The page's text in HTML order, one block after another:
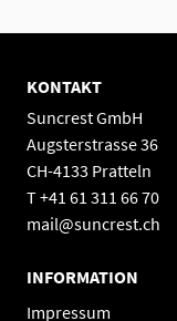
KONTAKT
Suncrest GmbH
Augsterstrasse 36
CH-4133 Pratteln
T +41 61 311 66 70
mail@suncrest.ch
INFORMATION
Impressum